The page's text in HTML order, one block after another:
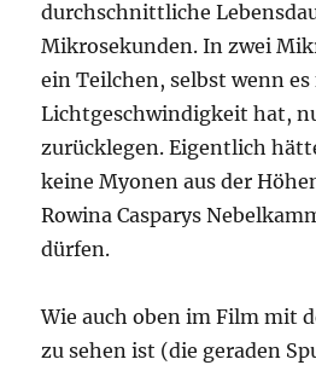
durchschnittliche
Mikrosekunden. In zwei
ein Teilchen, selbst wenn es
Lichtgeschwindigkeit hat,
zurücklegen. Eigentlich
keine Myonen aus der
Rowina Casparys
dürfen.
Wie auch oben im Film mit
zu sehen ist (die geraden